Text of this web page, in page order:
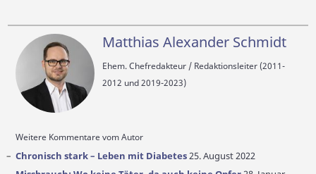
Matthias Alexander Schmidt
Ehem. Chefredakteur / Redaktionsleiter (2011-
2012 und 2019-2023)
Weitere Kommentare vom Autor
Chronisch stark – Leben mit Diabetes25. August 2022